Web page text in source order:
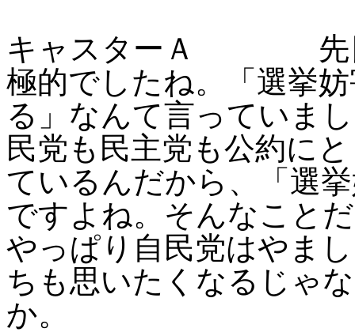
キャスターＡ 先日
極的でしたね。「選挙
る」なんて言っていま
民党も民主党も公約に
ているんだから、「選
ですよね。そんなこと
やっぱり自民党はやま
ちも思いたくなるじゃ
か。